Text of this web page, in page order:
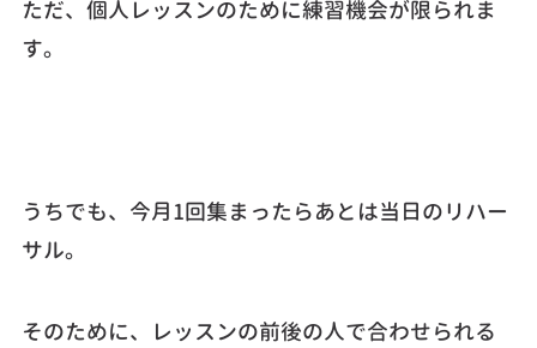
ただ、個人レッスンのために練習機会が限られま
す。
うちでも、今月1回集まったらあとは当日のリハー
サル。
そのために、レッスンの前後の人で合わせられる